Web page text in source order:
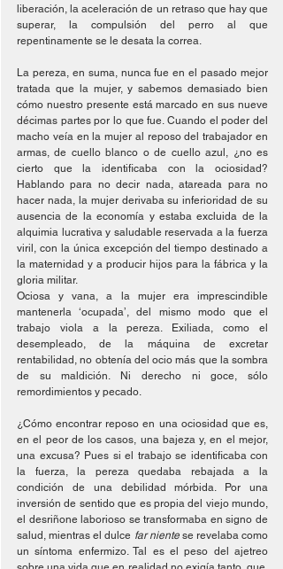
liberación, la aceleración de un retraso que hay que
superar, la compulsión del perro al que
repentinamente se le desata la correa.
La pereza, en suma, nunca fue en el pasado mejor
tratada que la mujer, y sabemos demasiado bien
cómo nuestro presente está marcado en sus nueve
décimas partes por lo que fue. Cuando el poder del
macho veía en la mujer al reposo del trabajador en
armas, de cuello blanco o de cuello azul, ¿no es
cierto que la identificaba con la ociosidad?
Hablando para no decir nada, atareada para no
hacer nada, la mujer derivaba su inferioridad de su
ausencia de la economía y estaba excluida de la
alquimia lucrativa y saludable reservada a la fuerza
viril, con la única excepción del tiempo destinado a
la maternidad y a producir hijos para la fábrica y la
gloria militar.
Ociosa y vana, a la mujer era imprescindible
mantenerla ‘ocupada’, del mismo modo que el
trabajo viola a la pereza. Exiliada, como el
desempleado, de la máquina de excretar
rentabilidad, no obtenía del ocio más que la sombra
de su maldición. Ni derecho ni goce, sólo
remordimientos y pecado.
¿Cómo encontrar reposo en una ociosidad que es,
en el peor de los casos, una bajeza y, en el mejor,
una excusa? Pues si el trabajo se identificaba con
la fuerza, la pereza quedaba rebajada a la
condición de una debilidad mórbida. Por una
inversión de sentido que es propia del viejo mundo,
el desriñone laborioso se transformaba en signo de
salud, mientras el dulce far niente se revelaba como
un síntoma enfermizo. Tal es el peso del ajetreo